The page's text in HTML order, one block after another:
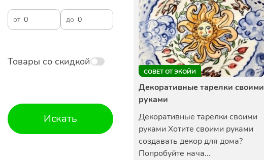
от до
Товары со скидкой
Искать
СОВЕТ ОТ ЭКОЙИ
Декоративные тарелки своими
руками
Декоративные тарелки своими
руками Хотите своими руками
создавать декор для дома?
Попробуйте нача...